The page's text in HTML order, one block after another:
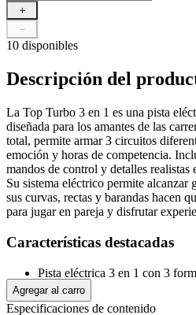
＋
－
10 disponibles
Descripción del
La Top Turbo 3 en 1 es una pista
diseñada para los amantes de las
total, permite armar 3 circuitos
emoción y horas de competencia.
mandos de control y detalles realistas
Su sistema eléctrico permite alcanzar
sus curvas, rectas y barandas hacen
para jugar en pareja y disfrutar
Características destacadas
Pista eléctrica 3 en 1 con 3
Longitud total: 280 cm.
Dimensiones del armado: 100
Agregar al carro
Especificaciones de contenido